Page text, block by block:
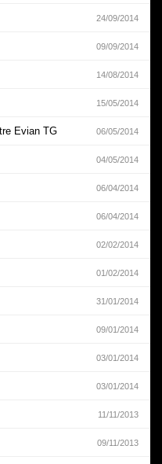
24/09/2014
09/09/2014
14/08/2014
15/05/2014
Evian TG 06/05/2014
04/05/2014
06/04/2014
06/04/2014
02/02/2014
01/02/2014
31/01/2014
09/01/2014
03/01/2014
03/01/2014
11/11/2013
09/11/2013